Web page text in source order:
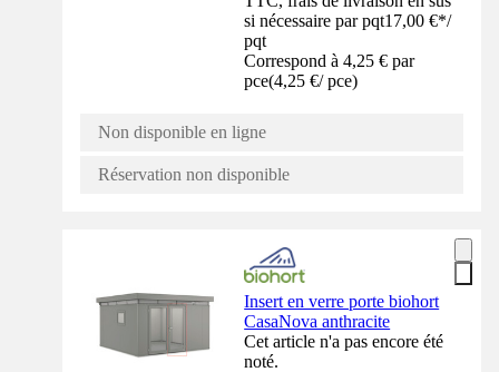
si nécessaire par pqt17,00 €*/
pqt
Correspond à 4,25 € par
pce(4,25 €/ pce)
Non disponible en ligne
Réservation non disponible
Insert en verre porte biohort
CasaNova anthracite
Cet article n'a pas encore été
noté.